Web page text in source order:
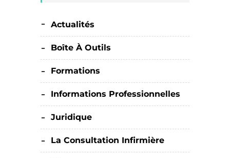
Actualités
Boîte À Outils
Formations
Informations Professionnelles
Juridique
La Consultation Infirmière